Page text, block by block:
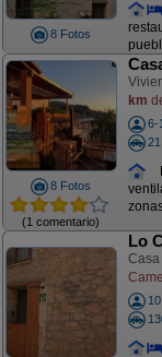
8 Fotos
8 Fotos
(1 comentario)
km
6-
Lo
Casa